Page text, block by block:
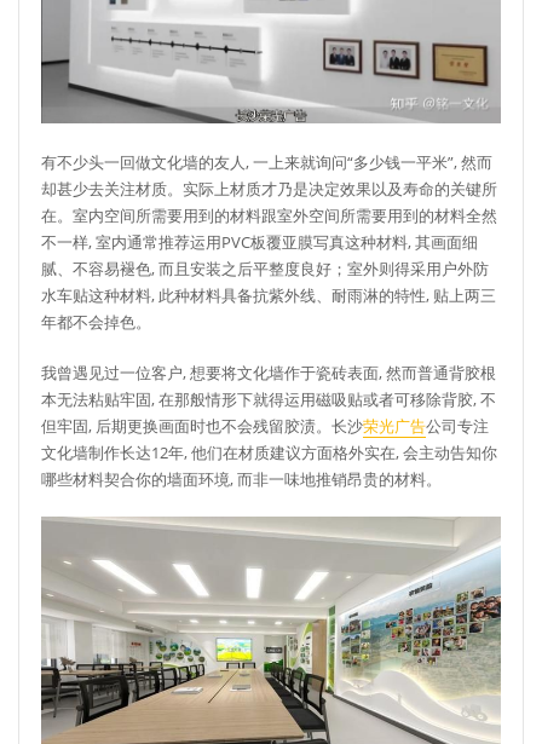
有不少头一回做文化墙的友人, 一上来就询问“多少钱一平米”, 然而
却甚少去关注材质。实际上材质才乃是决定效果以及寿命的关键所
在。室内空间所需要用到的材料跟室外空间所需要用到的材料全然
不一样, 室内通常推荐运用PVC板覆亚膜写真这种材料, 其画面细
腻、不容易褪色, 而且安装之后平整度良好；室外则得采用户外防
水车贴这种材料, 此种材料具备抗紫外线、耐雨淋的特性, 贴上两三
年都不会掉色。
我曾遇见过一位客户, 想要将文化墙作于瓷砖表面, 然而普通背胶根
本无法粘贴牢固, 在那般情形下就得运用磁吸贴或者可移除背胶, 不
但牢固, 后期更换画面时也不会残留胶渍。长沙荣光广告公司专注
文化墙制作长达12年, 他们在材质建议方面格外实在, 会主动告知你
哪些材料契合你的墙面环境, 而非一味地推销昂贵的材料。